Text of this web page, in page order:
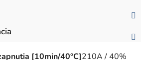
[10min/40°C]210A / 40%